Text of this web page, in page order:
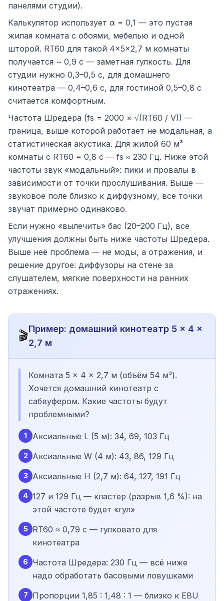
панелями студии).
Калькулятор использует α = 0,1 — это пустая
жилая комната с обоями, мебелью и одной
шторой. RT60 для такой 4×5×2,7 м комнаты
получается ~ 0,9 с — заметная гулкость. Для
студии нужно 0,3–0,5 с, для домашнего
кинотеатра — 0,4–0,6 с, для гостиной 0,5–0,8 с
считается комфортным.
Частота Шредера (fs = 2000 × √(RT60 / V)) —
граница, выше которой работает не модальная, а
статистическая акустика. Для жилой 60 м³
комнаты с RT60 = 0,8 с — fs ≈ 230 Гц. Ниже этой
частоты звук «модальный»: пики и провалы в
зависимости от точки прослушивания. Выше —
звуковое поле близко к диффузному, все точки
звучат примерно одинаково.
Если нужно «вылечить» бас (20–200 Гц), все
улучшения должны быть ниже частоты Шредера.
Выше неё проблема — не моды, а отражения, и
решение другое: диффузоры на стене за
слушателем, мягкие поверхности на ранних
отражениях.
🎬Пример: домашний кинотеатр 5 × 4 ×
2,7 м
Комната 5 × 4 × 2,7 м (объём 54 м³).
Хочется домашний кинотеатр с
сабвуфером. Какие частоты будут
проблемными?
1 Аксиальные L (5 м): 34, 69, 103 Гц
2 Аксиальные W (4 м): 43, 86, 129 Гц
3 Аксиальные H (2,7 м): 64, 127, 191 Гц
4 127 и 129 Гц — кластер (разрыв 1,6 %): на
этой частоте будет «гул»
5
RT60 ≈ 0,79 с — гулковато для
кинотеатра
6
Частота Шредера: 230 Гц — всё ниже
надо обработать басовыми ловушками
7
Пропорции 1,85 : 1,48 : 1 — близко к EBU